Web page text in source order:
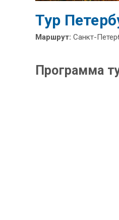
Тур
Маршрут: Санкт-
Программа